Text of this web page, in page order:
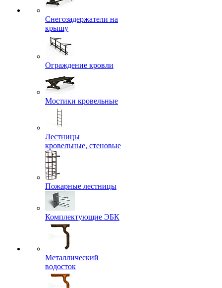
Снегозадержатели на
крышу
Ограждение кровли
Мостики кровельные
Лестницы
кровельные, стеновые
Пожарные лестницы
Комплектующие ЭБК
Металлический
водосток